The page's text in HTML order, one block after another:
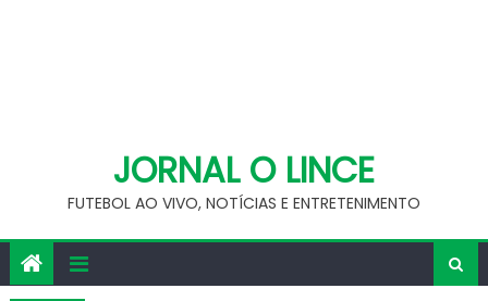
JORNAL O LINCE
FUTEBOL AO VIVO, NOTÍCIAS E ENTRETENIMENTO